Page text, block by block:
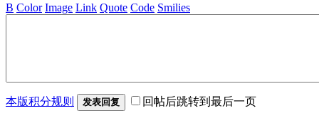
B Color Image Link Quote Code Smilies
本版积分规则 发表回复 回帖后跳转到最后一页